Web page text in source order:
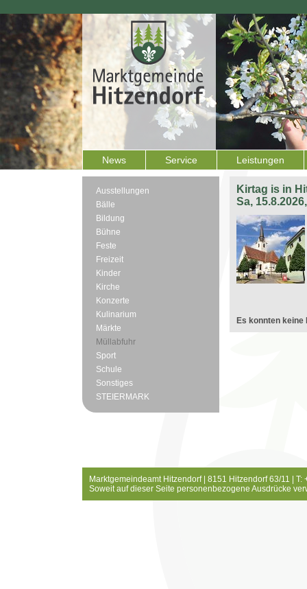
News Service Leistungen
Ausstellungen
Bälle
Bildung
Bühne
Feste
Freizeit
Kinder
Kirche
Konzerte
Kulinarium
Märkte
Müllabfuhr
Sport
Schule
Sonstiges
STEIERMARK
Kirtag is in
Sa,
Es konnten keine
Marktgemeindeamt Hitzendorf | 8151 Hitzendorf 63/11 |
Soweit auf dieser Seite personenbezogene Ausdrücke